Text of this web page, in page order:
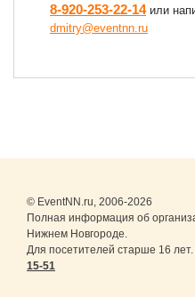
8-920-253-22-14или
dmitry@eventnn.ru
© EventNN.ru, 2006-2026
Полная информация об
Нижнем Новгороде.
Для посетителей старше 16 лет.
15-51